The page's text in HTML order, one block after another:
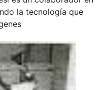
la tecnología que